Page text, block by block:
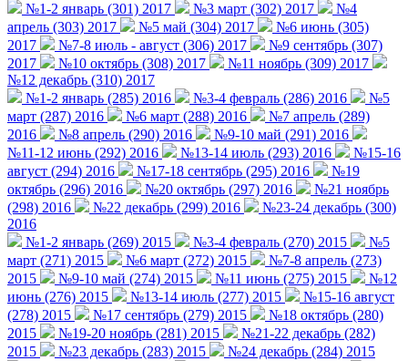
№1-2 январь (301) 2017
№3 март (302) 2017
№4
апрель (303) 2017
№5 май (304) 2017
№6 июнь (305)
2017
№7-8 июль - август (306) 2017
№9 сентябрь (307)
2017
№10 октябрь (308) 2017
№11 ноябрь (309) 2017
№12 декабрь (310) 2017
№1-2 январь (285) 2016
№3-4 февраль (286) 2016
№5
март (287) 2016
№6 март (288) 2016
№7 апрель (289)
2016
№8 апрель (290) 2016
№9-10 май (291) 2016
№11-12 июнь (292) 2016
№13-14 июль (293) 2016
№15-16
август (294) 2016
№17-18 сентябрь (295) 2016
№19
октябрь (296) 2016
№20 октябрь (297) 2016
№21 ноябрь
(298) 2016
№22 декабрь (299) 2016
№23-24 декабрь (300)
2016
№1-2 январь (269) 2015
№3-4 февраль (270) 2015
№5
март (271) 2015
№6 март (272) 2015
№7-8 апрель (273)
2015
№9-10 май (274) 2015 №11 июнь (275) 2015
№12
июнь (276) 2015
№13-14 июль (277) 2015
№15-16 август
(278) 2015
№17 сентябрь (279) 2015
№18 октябрь (280)
2015
№19-20 ноябрь (281) 2015
№21-22 декабрь (282)
2015
№23 декабрь (283) 2015
№24 декабрь (284) 2015